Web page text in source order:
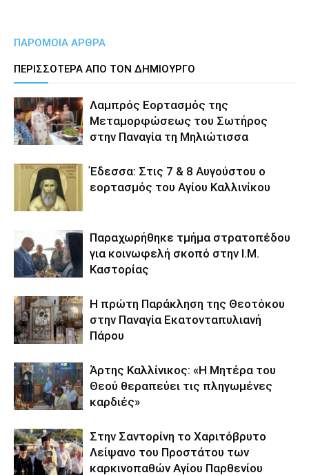
ΠΑΡΟΜΟΙΑ ΑΡΘΡΑ
ΠΕΡΙΣΣΟΤΕΡΑ ΑΠΟ ΤΟΝ ΔΗΜΙΟΥΡΓΟ
Λαμπρός Εορτασμός της
Μεταμορφώσεως του Σωτήρος
στην Παναγία τη Μηλιώτισσα
Έδεσσα: Στις 7 & 8 Αυγούστου ο
εορτασμός του Αγίου Καλλινίκου
Παραχωρήθηκε τμήμα στρατοπέδου
για κοινωφελή σκοπό στην Ι.Μ.
Καστορίας
Η πρώτη Παράκληση της Θεοτόκου
στην Παναγία Εκατονταπυλιανή
Πάρου
Άρτης Καλλίνικος: «Η Μητέρα του
Θεού θεραπεύει τις πληγωμένες
καρδιές»
Στην Σαντορίνη το Χαριτόβρυτο
Λείψανο του Προστάτου των
καρκινοπαθών Αγίου Παρθενίου